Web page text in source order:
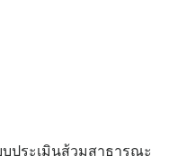
ประเมินส้วมสาธารณะ